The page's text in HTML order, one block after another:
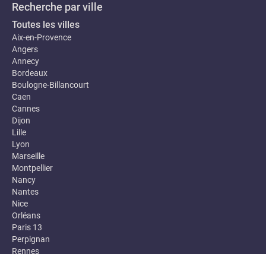
Recherche par ville
Toutes les villes
Aix-en-Provence
Angers
Annecy
Bordeaux
Boulogne-Billancourt
Caen
Cannes
Dijon
Lille
Lyon
Marseille
Montpellier
Nancy
Nantes
Nice
Orléans
Paris 13
Perpignan
Rennes